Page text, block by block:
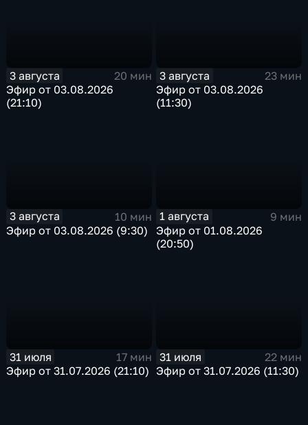
3 августа
20 мин
Эфир от 03.08.2026
(21:10)
3 августа
23 мин
Эфир от 03.08.2026
(11:30)
3 августа
10 мин
Эфир от 03.08.2026 (9:30)
1 августа
9 мин
Эфир от 01.08.2026
(20:50)
31 июля
17 мин
Эфир от 31.07.2026 (21:10)
31 июля
22 мин
Эфир от 31.07.2026 (11:30)